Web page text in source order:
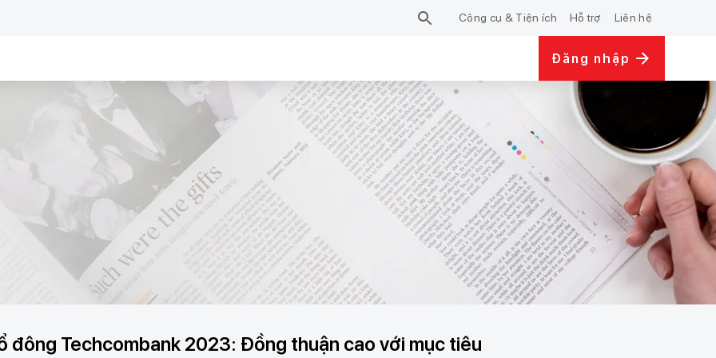
Công cụ & Tiện ích Hỗ trợ Liên hệ
Đăng nhập
đông Techcombank 2023: Đồng thuận cao với mục tiêu